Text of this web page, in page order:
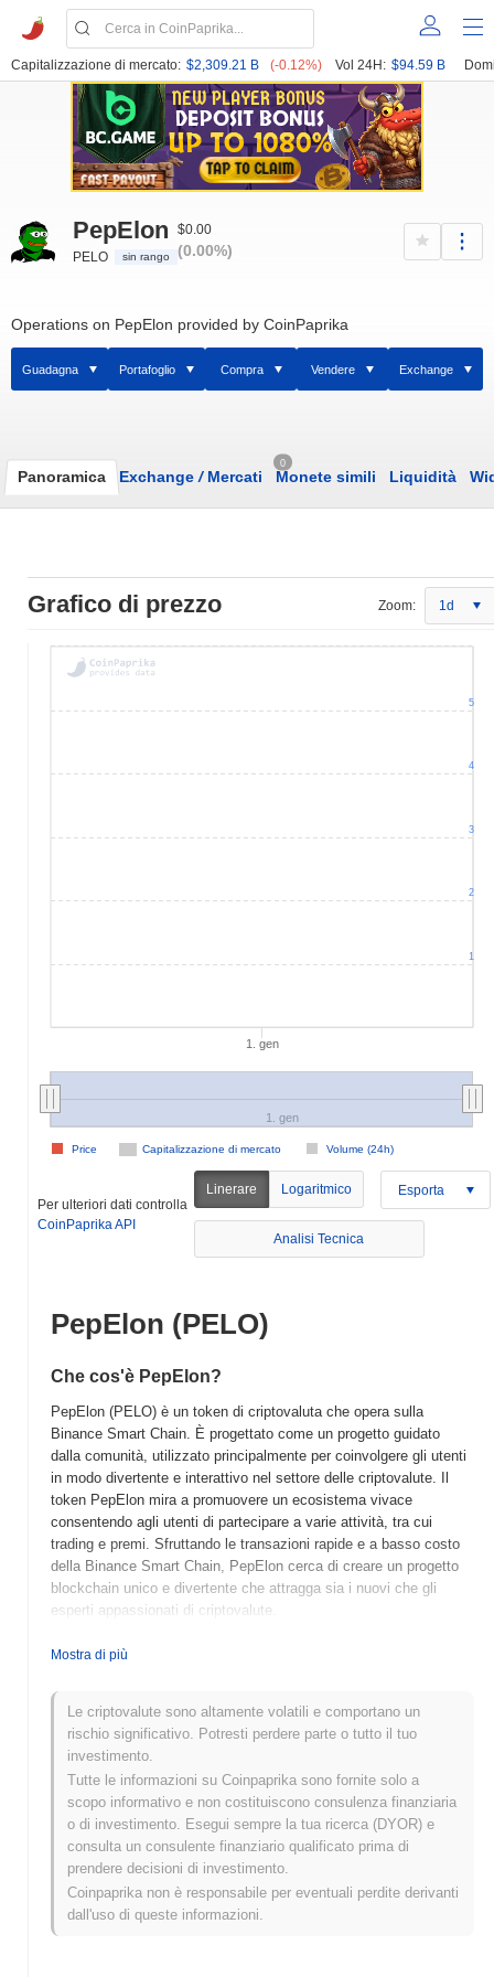
Capitalizzazione di mercato: $2,309.21 B (-0.12%) Vol 24H: $94.59 B
PepElon
PELO sin rango
$0.00
(0.00%)
Operations on PepElon provided by CoinPaprika
Guadagna Portafoglio Compra Vendere Exchange
Panoramica Exchange /Mercati
0
Monete simili Liquidità
Grafico di prezzo Zoom: 1d
1. gen
Capitalizzazione di mercato Volume (24h)
Price
1. gen
1
2
3
4
5
Per ulteriori dati controlla
CoinPaprika API
Linerare Logaritmico Esporta
Analisi Tecnica
PepElon (PELO)
Che cos'è PepElon?
PepElon (PELO) è un token di criptovaluta che opera sulla
Binance Smart Chain. È progettato come un progetto guidato
dalla comunità, utilizzato principalmente per coinvolgere gli utenti
in modo divertente e interattivo nel settore delle criptovalute. Il
token PepElon mira a promuovere un ecosistema vivace
consentendo agli utenti di partecipare a varie attività, tra cui
trading e premi. Sfruttando le transazioni rapide e a basso costo
della Binance Smart Chain, PepElon cerca di creare un progetto
blockchain unico e divertente che attragga sia i nuovi che gli
esperti appassionati di criptovalute.
Quando e come è iniziato PepElon?
guidata dalla comunità ispirata a figure popolari nel settore delle
criptovalute. Creato da un team anonimo, PepElon mira a
combinare elementi della cultura meme con una reale utilità nel
settore DeFi. Il progetto ha guadagnato slancio attraverso la sua
prima quotazione su vari exchange decentralizzati, che ha
contribuito a stabilire la sua presenza nel mercato. Eventi
principali nel suo sviluppo iniziale hanno incluso iniziative di
coinvolgimento della comunità e partnership che hanno aumentato
la sua visibilità e adozione tra gli appassionati di criptovalute.
Cosa ci aspetta per PepElon?
Mostra di più
Le criptovalute sono altamente volatili e comportano un
rischio significativo. Potresti perdere parte o tutto il tuo
investimento.
Tutte le informazioni su Coinpaprika sono fornite solo a
scopo informativo e non costituiscono consulenza finanziaria
o di investimento. Esegui sempre la tua ricerca (DYOR) e
consulta un consulente finanziario qualificato prima di
prendere decisioni di investimento.
Coinpaprika non è responsabile per eventuali perdite derivanti
dall'uso di queste informazioni.